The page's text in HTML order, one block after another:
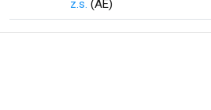
z.s. (AE)